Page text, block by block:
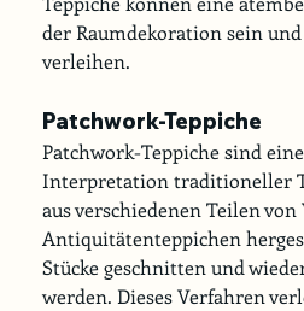
der Raumdekoration sein
verleihen.
Patchwork-Teppiche
Patchwork-Teppiche sind
Interpretation traditioneller
aus verschiedenen Teilen
Antiquitätenteppichen
Stücke geschnitten und
werden. Dieses Verfahren